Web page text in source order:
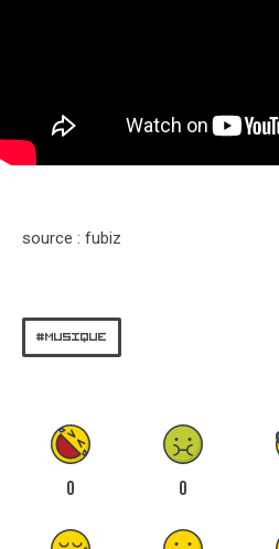
source : fubiz
MUSIQUE
0 0